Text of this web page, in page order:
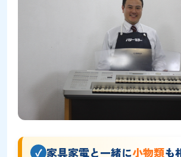
家具家電と一緒に小物類も